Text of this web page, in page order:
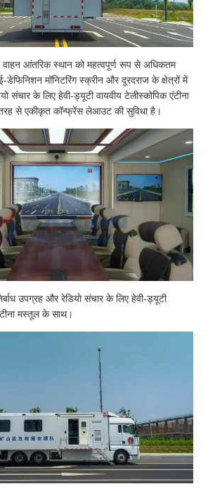
वाहन आंतरिक स्थान को महत्वपूर्ण रूप से अधिकतम
मॉनिटरिंग स्क्रीन और दूरदराज के क्षेत्रों में
संचार के लिए हेवी-ड्यूटी वायवीय टेलीस्कोपिक एंटीना
से एकीकृत कॉन्फ्रेंस लेआउट की सुविधा है।
उपग्रह और रेडियो संचार के लिए हेवी-ड्यूटी
मस्तूल के साथ।